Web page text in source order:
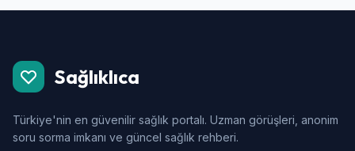
Sağlıklıca
Türkiye'nin en güvenilir sağlık portalı. Uzman görüşleri, anonim
soru sorma imkanı ve güncel sağlık rehberi.